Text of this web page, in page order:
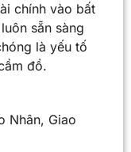
chính vào bất
sẵn sàng
là yếu tố
đồ.
Nhân, Giao